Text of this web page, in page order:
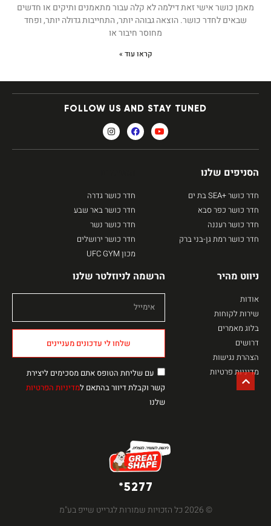
מאמן כושר אישי זאת דילמה לא קלה עבור מתאמנים ותיקים או חדשים
שבאים לחדר כושר. הוצאה גבוהה יותר, התחייבות גדולה יותר, ופחד
מחוסר חיבור או
קראו עוד »
FOLLOW US AND STAY TUNED
הסניפים שלנו
חדר כושר +SEA בת ים
חדר כושר כפר סבא
חדר כושר רעננה
חדר כושר רמת גן-בני ברק
חדר כושר גדרה
חדר כושר באר שבע
חדר כושר נשר
חדר כושר ירושלים
מכון UFC GYM
ניווט מהיר
אודות
שירות לקוחות
בלוג מאמרים
דרושים
הצהרת נגישות
מדיניות פרטיות
הרשמה לניוזלטר שלנו
עם שליחת הטופס אתם מסכימים ליצירת
קשר וקבלת דיוור בהתאם למדיניות הפרטיות
שלנו
שלחו לי עדכונים מעניינים
5277*
© 2026 כל הזכויות שמורות לגרייט שייפ בע"מ